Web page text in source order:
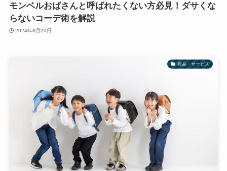
モンベルおばさんと呼ばれたくない方必見！ダサくな
らないコーデ術を解説
2024年8月20日
商品・サービス